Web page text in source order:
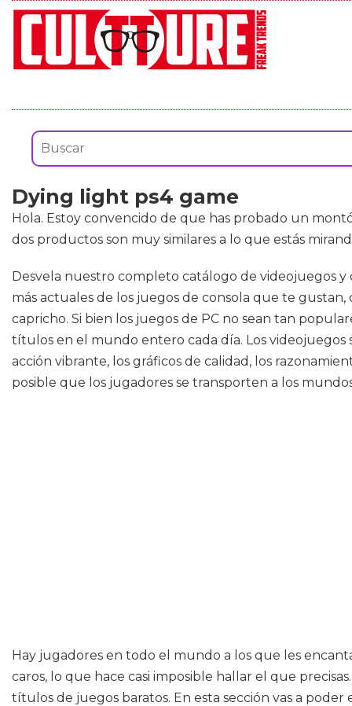
Dying light ps4 game
Hola. Estoy convencido de que has probado un
dos productos son muy similares a lo que estás
Desvela nuestro completo catálogo de videojuegos y
más actuales de los juegos de consola que te
capricho. Si bien los juegos de PC no sean tan
títulos en el mundo entero cada día. Los
acción vibrante, los gráficos de calidad, los
posible que los jugadores se transporten a los
Hay jugadores en todo el mundo a los que les
caros, lo que hace casi imposible hallar el que
títulos de juegos baratos. En esta sección vas a